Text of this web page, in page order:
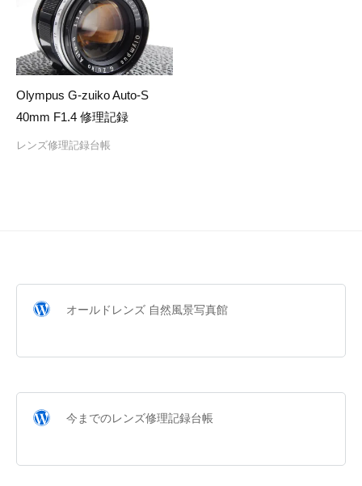
Olympus G-zuiko Auto-S
40mm F1.4 修理記録
レンズ修理記録台帳
オールドレンズ 自然風景写真館
今までのレンズ修理記録台帳